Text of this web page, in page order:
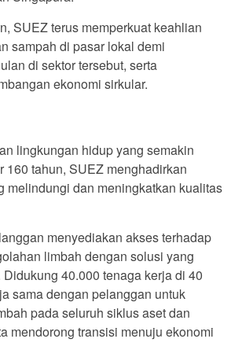
SUEZ terus memperkuat keahlian
sampah di pasar lokal demi
di sektor tersebut, serta
ekonomi sirkular.
lingkungan hidup yang semakin
160 tahun, SUEZ menghadirkan
melindungi dan meningkatkan kualitas
menyediakan akses terhadap
limbah dengan solusi yang
40.000 tenaga kerja di 40
sama dengan pelanggan untuk
pada seluruh siklus aset dan
mendorong transisi menuju ekonomi